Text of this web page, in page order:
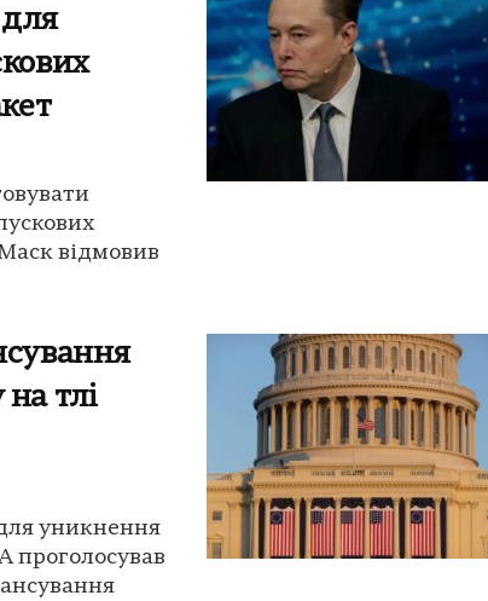
відмовив
тлі
уникнення
проголосував